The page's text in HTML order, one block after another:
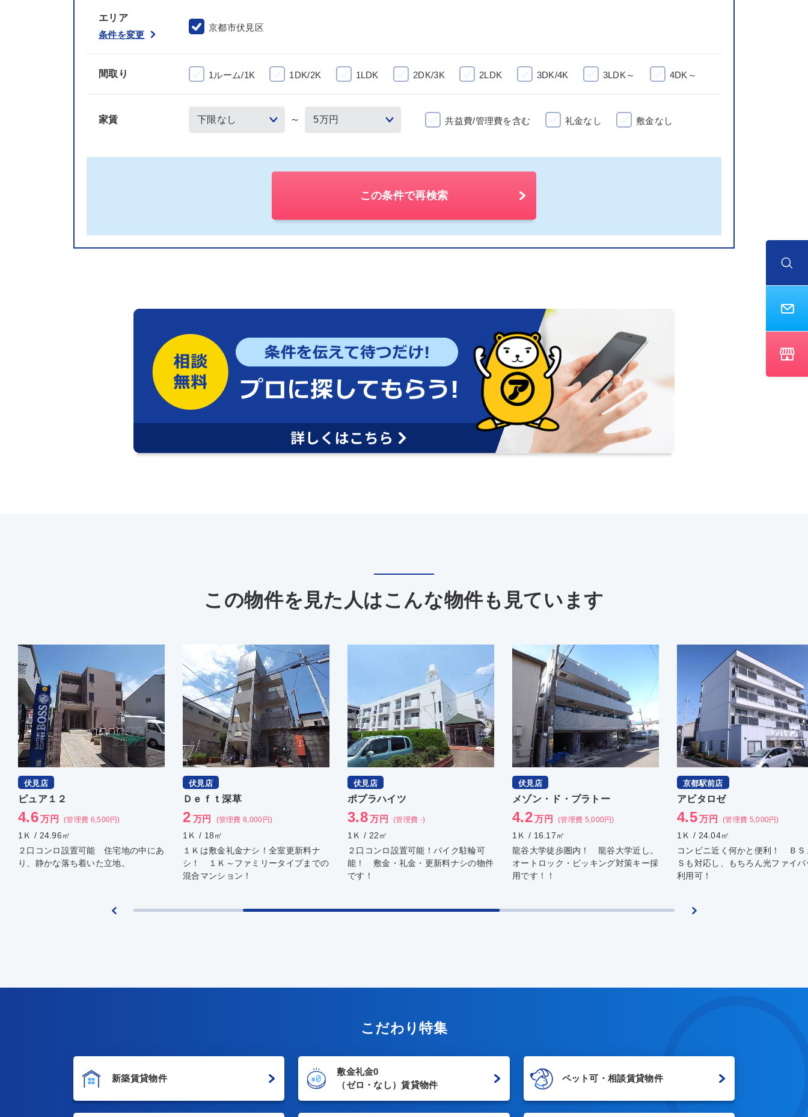
エリア
条件を変更
京都市伏見区
間取り 1ルーム/1K 1DK/2K 1LDK 2DK/3K 2LDK 3DK/4K 3LDK～ 4DK～
家賃 ～ 共益費/管理費を含む 礼金なし 敷金なし
この条件で再検索
この物件を見た人はこんな物件も見ています
中にあ
Ｄｅｆｔ深草
2万円 (管理費 8,000円)
1Ｋ / 18㎡
１Ｋは敷金礼金ナシ！全室更新料ナ
シ！ １Ｋ～ファミリータイプまでの
ポプラハイツ
3.8 万円 (管理費 -)
1Ｋ / 22㎡
２口コンロ設置可能！バイク駐輪可
能！ 敷金・礼金・更新料ナシの物件
です！
メゾン・ド・プラトー
4.2万円
1Ｋ / 16.17㎡
龍谷大学徒歩圏内！ 龍谷大学近し。
オートロック・ピッキング対策キー採
アビタロゼ
4.5万円 (管理費 5,000円)
1Ｋ / 24.04㎡
コンビニ近く何かと便利！ ＢＳ、Ｃ
Ｓも対応し、もちろん光ファイバーも
利用可！
伏見店
グーテンハイムすな
3万円 (管理費 2,000円)
1Ｋ / 20㎡
日当たり良好！ 近く
ドラッグストア、少し
こだわり特集
新築賃貸物件
敷金礼金0
（ゼロ・なし）賃貸物件
ペット可・相談賃貸物件